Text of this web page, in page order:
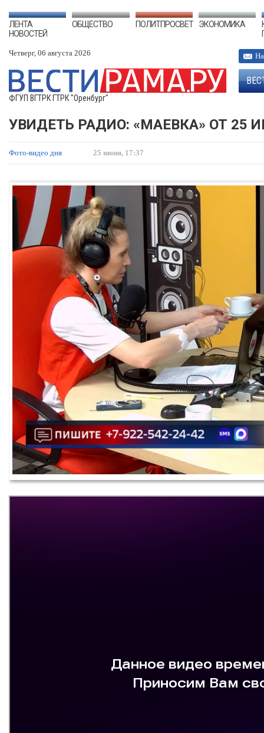
ЛЕНТА
НОВОСТЕЙ
ОБЩЕСТВО ПОЛИТПРОСВЕТ ЭКОНОМИКА
Четверг, 06 августа 2026
ФГУП ВГТРК ГТРК "Оренбург"
УВИДЕТЬ РАДИО: «МАЕВКА» ОТ 25
Фото-видео дня 25 июня, 17:37